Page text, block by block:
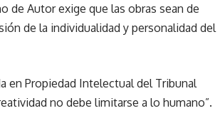
de Autor exige que las obras sean de
de la individualidad y personalidad del
en Propiedad Intelectual del Tribunal
no debe limitarse a lo humano”.